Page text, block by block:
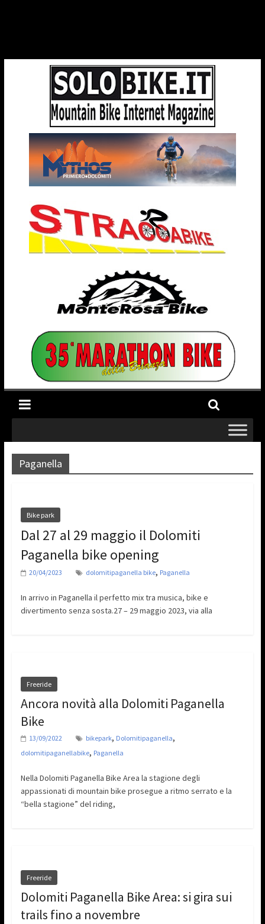
Paganella
Bike park
Dal 27 al 29 maggio il Dolomiti
Paganella bike opening
20/04/2023 dolomitipaganella bike, Paganella
In arrivo in Paganella il perfetto mix tra musica, bike e
divertimento senza sosta.27 – 29 maggio 2023, via alla
Freeride
Ancora novità alla Dolomiti Paganella
Bike
13/09/2022 bikepark, Dolomitipaganella,
dolomitipaganellabike, Paganella
Nella Dolomiti Paganella Bike Area la stagione degli
appassionati di mountain bike prosegue a ritmo serrato e la
“bella stagione” del riding,
Freeride
Dolomiti Paganella Bike Area: si gira sui
trails fino a novembre